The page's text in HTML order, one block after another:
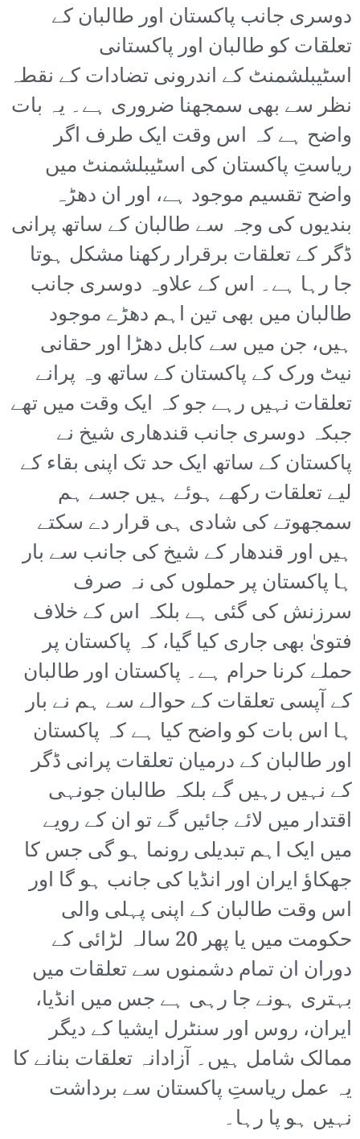
دوسری جانب پاکستان اور طالبان کے
تعلقات کو طالبان اور پاکستانی
اسٹیبلشمنٹ کے اندرونی تضادات کے نقطہ
نظر سے بھی سمجھنا ضروری ہے۔ یہ بات
واضح ہے کہ اس وقت ایک طرف اگر
ریاستِ پاکستان کی اسٹیبلشمنٹ میں
واضح تقسیم موجود ہے، اور ان دھڑہ
بندیوں کی وجہ سے طالبان کے ساتھ پرانی
ڈگر کے تعلقات برقرار رکھنا مشکل ہوتا
جا رہا ہے۔ اس کے علاوہ دوسری جانب
طالبان میں بھی تین اہم دھڑے موجود
ہیں، جن میں سے کابل دھڑا اور حقانی
نیٹ ورک کے پاکستان کے ساتھ وہ پرانے
تعلقات نہیں رہے جو کہ ایک وقت میں تھے
جبکہ دوسری جانب قندھاری شیخ نے
پاکستان کے ساتھ ایک حد تک اپنی بقاء کے
لیے تعلقات رکھے ہوئے ہیں جسے ہم
سمجھوتے کی شادی ہی قرار دے سکتے
ہیں اور قندھار کے شیخ کی جانب سے بار
ہا پاکستان پر حملوں کی نہ صرف
سرزنش کی گئی ہے بلکہ اس کے خلاف
فتویٰ بھی جاری کیا گیا، کہ پاکستان پر
حملے کرنا حرام ہے۔ پاکستان اور طالبان
کے آپسی تعلقات کے حوالے سے ہم نے بار
ہا اس بات کو واضح کیا ہے کہ پاکستان
اور طالبان کے درمیان تعلقات پرانی ڈگر
کے نہیں رہیں گے بلکہ طالبان جونہی
اقتدار میں لائے جائیں گے تو ان کے رویے
میں ایک اہم تبدیلی رونما ہو گی جس کا
جھکاؤ ایران اور انڈیا کی جانب ہو گا اور
اس وقت طالبان کے اپنی پہلی والی
حکومت میں یا پھر 20 سالہ لڑائی کے
دوران ان تمام دشمنوں سے تعلقات میں
بہتری ہونے جا رہی ہے جس میں انڈیا،
ایران، روس اور سنٹرل ایشیا کے دیگر
ممالک شامل ہیں۔ آزادانہ تعلقات بنانے کا
یہ عمل ریاستِ پاکستان سے برداشت
نہیں ہو پا رہا۔